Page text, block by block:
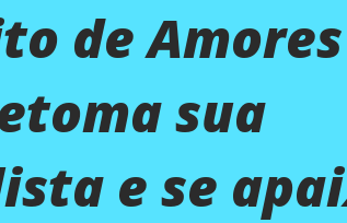
de
sua
e se